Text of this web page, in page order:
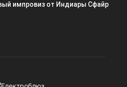
импровиз от Индиары Сфайр